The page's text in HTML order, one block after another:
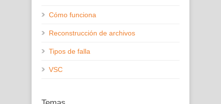
Cómo funciona
Reconstrucción de archivos
Tipos de falla
VSC